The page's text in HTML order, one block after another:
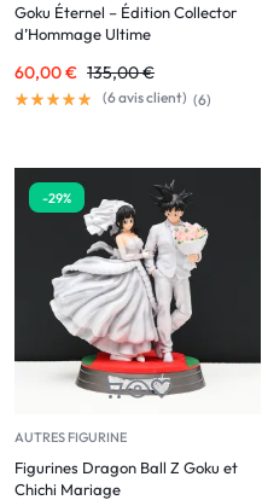
Goku Éternel – Édition Collector
d’Hommage Ultime
135,00€
60,00€
(6avis client) (6)
-29%
AUTRES FIGURINE
Figurines Dragon Ball Z Goku et
Chichi Mariage